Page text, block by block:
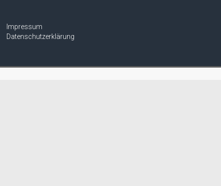
Impressum
Datenschutzerklärung